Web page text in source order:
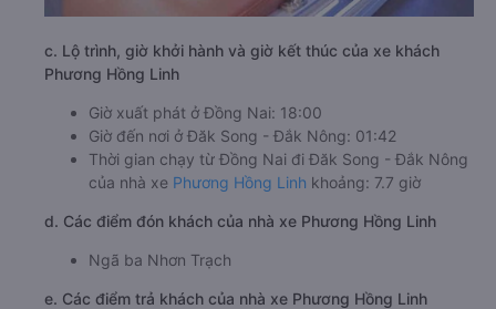
c. Lộ trình, giờ khởi hành và giờ kết thúc của xe khách
Phương Hồng Linh
Giờ xuất phát ở Đồng Nai: 18:00
Giờ đến nơi ở Đăk Song - Đắk Nông: 01:42
Thời gian chạy từ Đồng Nai đi Đăk Song - Đắk Nông
của nhà xe Phương Hồng Linh khoảng: 7.7 giờ
d. Các điểm đón khách của nhà xe Phương Hồng Linh
Ngã ba Nhơn Trạch
e. Các điểm trả khách của nhà xe Phương Hồng Linh